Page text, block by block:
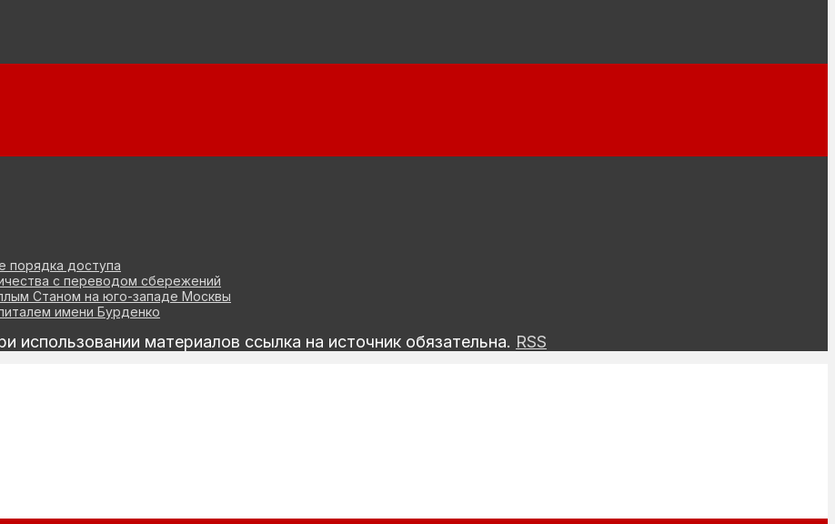
порядка доступа
с переводом сбережений
Станом на юго-западе Москвы
имени Бурденко
материалов ссылка на источник обязательна. RSS